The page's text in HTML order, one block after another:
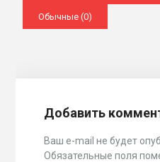
Обычные (0)
Добавить
Ваш e-mail не будет
Обязательные поля